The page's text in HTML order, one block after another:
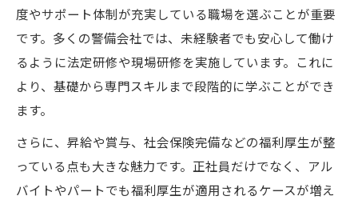
度やサポート体制が充実している職場を選ぶことが重要
です。多くの警備会社では、未経験者でも安心して働け
るように法定研修や現場研修を実施しています。これに
より、基礎から専門スキルまで段階的に学ぶことができ
ます。
さらに、昇給や賞与、社会保険完備などの福利厚生が整
っている点も大きな魅力です。正社員だけでなく、アル
バイトやパートでも福利厚生が適用されるケースが増え